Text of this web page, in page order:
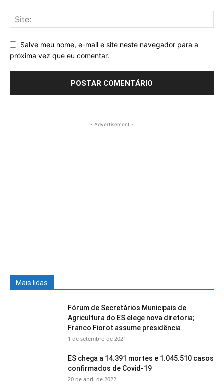
Salve meu nome, e-mail e site neste navegador para a
próxima vez que eu comentar.
- Advertisement -
Mais lidas
Fórum de Secretários Municipais de
Agricultura do ES elege nova diretoria;
Franco Fiorot assume presidência
1 de setembro de 2021
ES chega a 14.391 mortes e 1.045.510 casos
confirmados de Covid-19
20 de abril de 2022